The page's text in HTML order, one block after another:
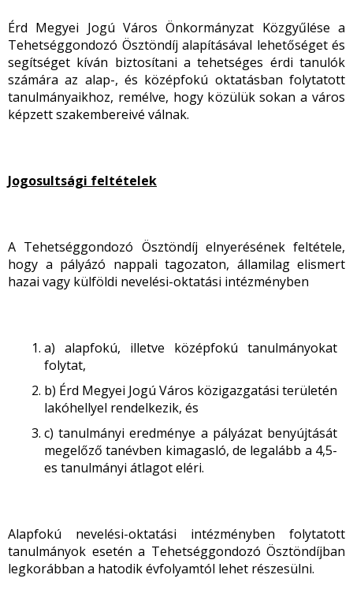
Érd Megyei Jogú Város Önkormányzat Közgyűlése a
Tehetséggondozó Ösztöndíj alapításával lehetőséget és
segítséget kíván biztosítani a tehetséges érdi tanulók
számára az alap-, és középfokú oktatásban folytatott
tanulmányaikhoz, remélve, hogy közülük sokan a város
képzett szakembereivé válnak.
Jogosultsági feltételek
A Tehetséggondozó Ösztöndíj elnyerésének feltétele,
hogy a pályázó nappali tagozaton, államilag elismert
hazai vagy külföldi nevelési-oktatási intézményben
a) alapfokú, illetve középfokú tanulmányokat
folytat,
b) Érd Megyei Jogú Város közigazgatási területén
lakóhellyel rendelkezik, és
c) tanulmányi eredménye a pályázat benyújtását
megelőző tanévben kimagasló, de legalább a 4,5-
es tanulmányi átlagot eléri.
Alapfokú nevelési-oktatási intézményben folytatott
tanulmányok esetén a Tehetséggondozó Ösztöndíjban
legkorábban a hatodik évfolyamtól lehet részesülni.